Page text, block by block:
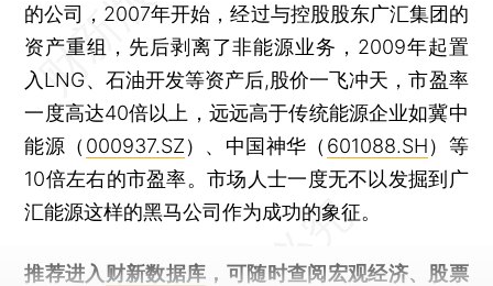
的公司，2007年开始，经过与控股股东广汇集团的
资产重组，先后剥离了非能源业务，2009年起置
入LNG、石油开发等资产后,股价一飞冲天，市盈率
一度高达40倍以上，远远高于传统能源企业如冀中
能源（ 000937.SZ）、中国神华（ 601088.SH）等
10倍左右的市盈率。市场人士一度无不以发掘到广
汇能源这样的黑马公司作为成功的象征。
推荐进入 财新数据库 ，可随时查阅宏观经济、股票